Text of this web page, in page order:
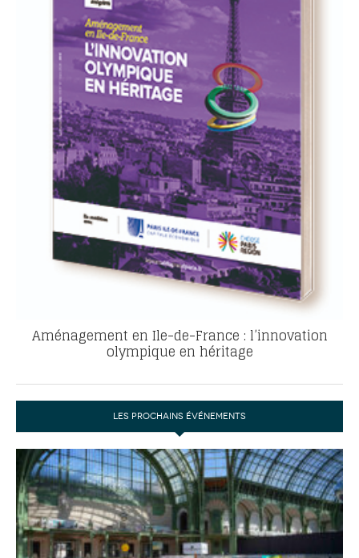
Aménagement en Ile-de-France : l’innovation
olympique en héritage
LES PROCHAINS ÉVÉNEMENTS